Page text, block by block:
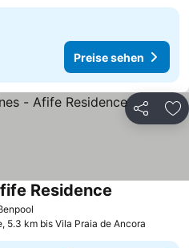
Preise sehen
Teilen
Residence
5.3 km bis Vila Praia de Ancora